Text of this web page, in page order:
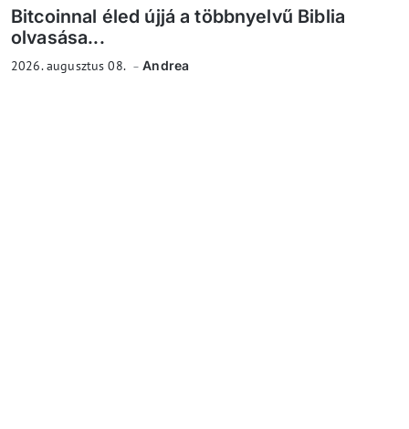
Bitcoinnal éled újjá a többnyelvű Biblia
olvasása...
2026. augusztus 08. Andrea